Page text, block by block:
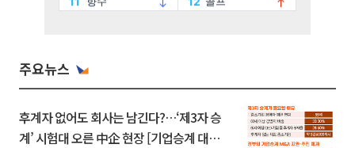
주요뉴스
후계자 없어도 회사는 남긴다?…‘제3자 승
계’ 시험대 오른 中企 현장 [기업승계 대전